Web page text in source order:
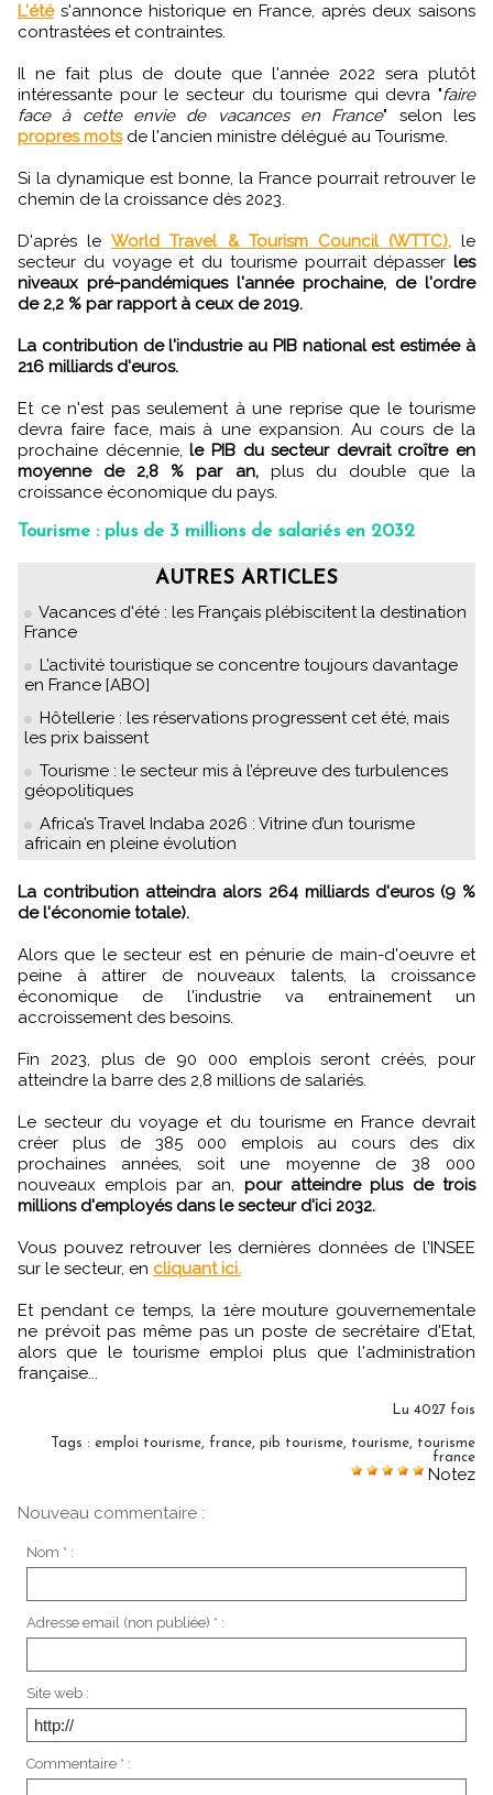
L'étés'annonce historique en France, après deux saisons
contrastées et contraintes.
Il ne fait plus de doute que l'année 2022 sera plutôt
intéressante pour le secteur du tourisme qui devra "faire
face à cette envie de vacances en France" selon les
propres motsde l'ancien ministre délégué au Tourisme.
Si la dynamique est bonne, la France pourrait retrouver le
chemin de la croissance dès 2023.
D'après leWorld Travel & Tourism Council (WTTC),le
secteur du voyage et du tourisme pourrait dépasser les
niveaux pré-pandémiques l'année prochaine, de l'ordre
de 2,2 % par rapport à ceux de 2019.
La contribution de l'industrie au PIB national est estimée à
216 milliards d'euros.
Et ce n'est pas seulement à une reprise que le tourisme
devra faire face, mais à une expansion. Au cours de la
prochaine décennie,le PIB du secteur devrait croître en
moyenne de 2,8 % par an,plus du double que la
croissance économique du pays.
Tourisme : plus de 3 millions de salariés en 2032
AUTRES ARTICLES
Vacances d'été : les Français plébiscitent la destination
France
L’activité touristique se concentre toujours davantage
en France [ABO]
Hôtellerie : les réservations progressent cet été, mais
les prix baissent
Tourisme : le secteur mis à l’épreuve des turbulences
géopolitiques
Africa’s Travel Indaba 2026 : Vitrine d’un tourisme
africain en pleine évolution
La contribution atteindra alors 264 milliards d'euros (9 %
de l'économie totale).
Alors que le secteur est en pénurie de main-d'oeuvre et
peine à attirer de nouveaux talents, la croissance
économique de l'industrie va entrainement un
accroissement des besoins.
Fin 2023, plus de 90 000 emplois seront créés, pour
atteindre la barre des 2,8 millions de salariés.
Le secteur du voyage et du tourisme en France devrait
créer plus de 385 000 emplois au cours des dix
prochaines années, soit une moyenne de 38 000
nouveaux emplois par an, pour atteindre plus de trois
millions d'employés dans le secteur d'ici 2032.
Vous pouvez retrouver les dernières données de l'INSEE
sur le secteur, en cliquant ici.
Et pendant ce temps, la 1ère mouture gouvernementale
ne prévoit pas même pas un poste de secrétaire d'Etat,
alors que le tourisme emploi plus que l'administration
française...
Lu 4027 fois
Tags : emploi tourisme, france, pib tourisme, tourisme, tourisme
france
Notez
Nouveau commentaire :
Nom * :
Adresse email (non publiée) * :
Site web :
Commentaire * :